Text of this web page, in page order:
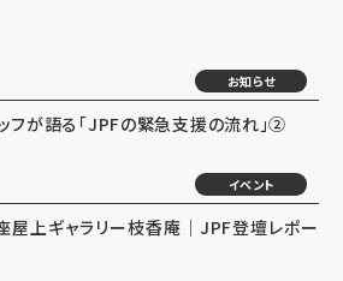
お知らせ
フが語る「JPFの緊急支援の流れ」②
イベント
座屋上ギャラリー枝香庵｜JPF登壇レポー